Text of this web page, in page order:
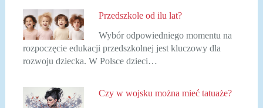
Przedszkole od ilu lat?
Wybór odpowiedniego momentu na
rozpoczęcie edukacji przedszkolnej jest kluczowy dla
rozwoju dziecka. W Polsce dzieci…
Czy w wojsku można mieć tatuaże?